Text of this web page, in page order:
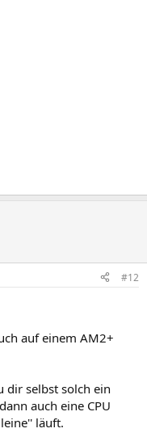
#12
auf einem AM2+
dir selbst solch ein
auch eine CPU
läuft.